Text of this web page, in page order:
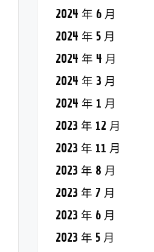
2024 年 6 月
2024 年 5 月
2024 年 4 月
2024 年 3 月
2024 年 1 月
2023 年 12 月
2023 年 11 月
2023 年 8 月
2023 年 7 月
2023 年 6 月
2023 年 5 月